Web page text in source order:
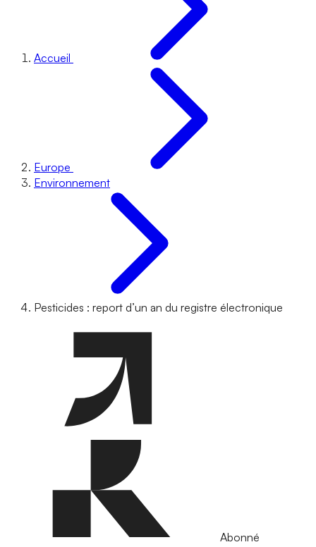
Accueil
Europe
Environnement
Pesticides : report d’un an du registre électronique
Abonné